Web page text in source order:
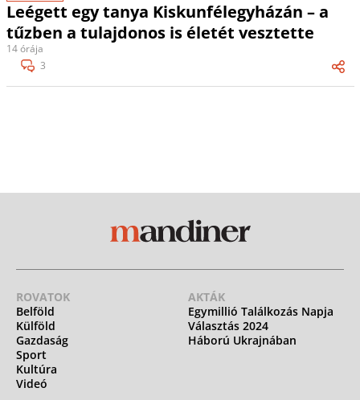
Leégett egy tanya Kiskunfélegyházán – a
tűzben a tulajdonos is életét vesztette
14 órája
3
ROVATOK
Belföld
Külföld
Gazdaság
Sport
Kultúra
Videó
AKTÁK
Egymillió Találkozás Napja
Választás 2024
Háború Ukrajnában